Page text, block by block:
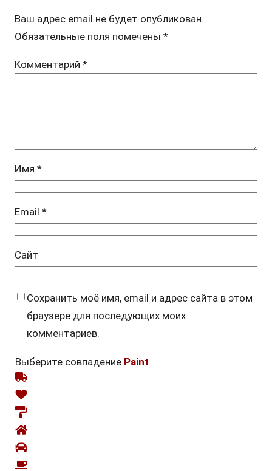
Ваш адрес email не будет опубликован.
Обязательные поля помечены *
Комментарий *
Имя *
Email *
Сайт
Сохранить моё имя, email и адрес сайта в этом
браузере для последующих моих
комментариев.
Выберите совпадение Paint